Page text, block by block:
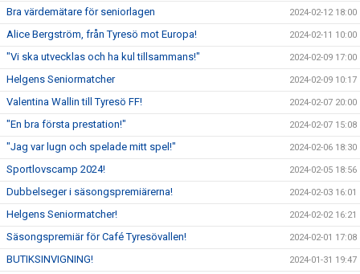
Bra värdemätare för seniorlagen 2024-02-12 18:00
Alice Bergström, från Tyresö mot Europa! 2024-02-11 10:00
"Vi ska utvecklas och ha kul tillsammans!" 2024-02-09 17:00
Helgens Seniormatcher 2024-02-09 10:17
Valentina Wallin till Tyresö FF! 2024-02-07 20:00
"En bra första prestation!" 2024-02-07 15:08
"Jag var lugn och spelade mitt spel!" 2024-02-06 18:30
Sportlovscamp 2024! 2024-02-05 18:56
Dubbelseger i säsongspremiärerna! 2024-02-03 16:01
Helgens Seniormatcher! 2024-02-02 16:21
Säsongspremiär för Café Tyresövallen! 2024-02-01 17:08
BUTIKSINVIGNING! 2024-01-31 19:47